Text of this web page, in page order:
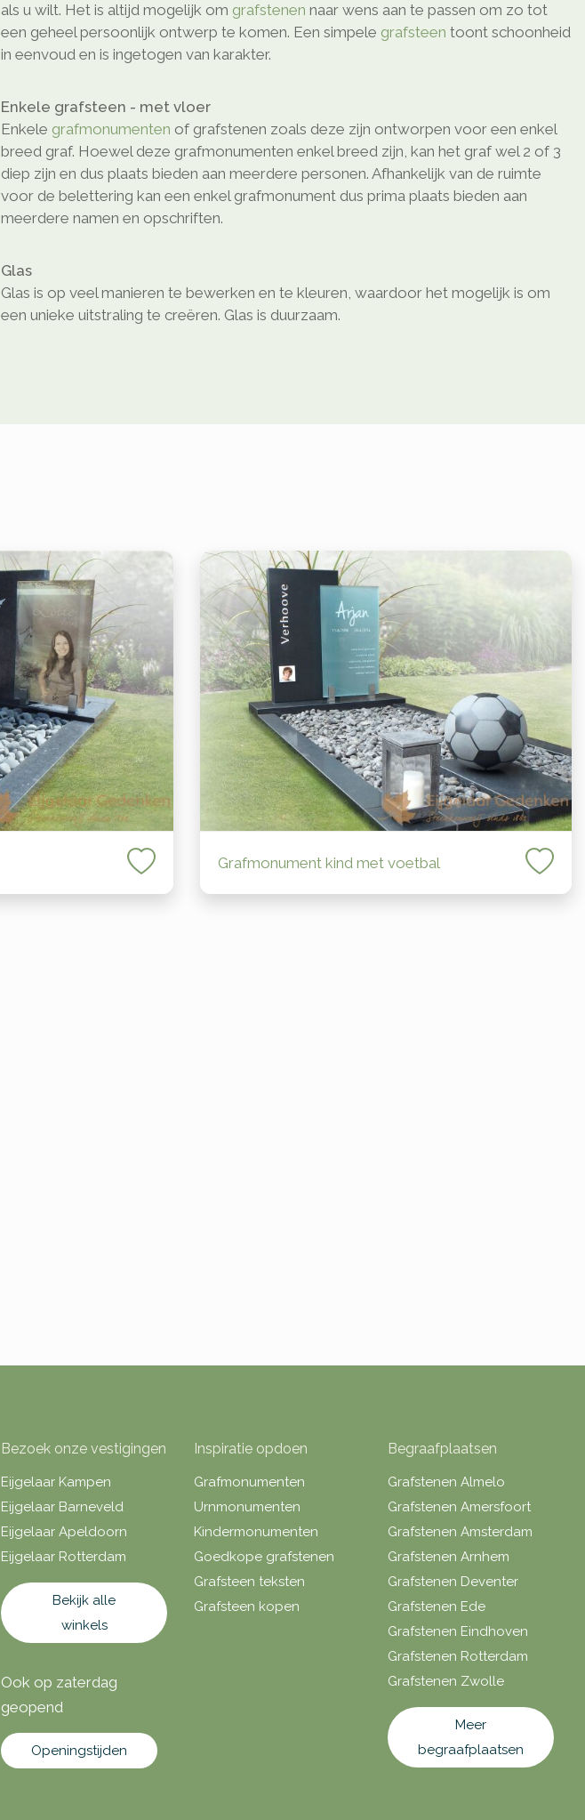
als u wilt. Het is altijd mogelijk om grafstenen naar wens aan te passen om zo tot
een geheel persoonlijk ontwerp te komen. Een simpele grafsteen toont schoonheid
in eenvoud en is ingetogen van karakter.
Enkele grafsteen - met vloer
Enkele grafmonumenten of grafstenen zoals deze zijn ontworpen voor een enkel
breed graf. Hoewel deze grafmonumenten enkel breed zijn, kan het graf wel 2 of 3
diep zijn en dus plaats bieden aan meerdere personen. Afhankelijk van de ruimte
voor de belettering kan een enkel grafmonument dus prima plaats bieden aan
meerdere namen en opschriften.
Glas
Glas is op veel manieren te bewerken en te kleuren, waardoor het mogelijk is om
een unieke uitstraling te creëren. Glas is duurzaam.
Grafmonument kind met voetbal
Bezoek onze vestigingen
Eijgelaar Kampen
Eijgelaar Barneveld
Eijgelaar Apeldoorn
Eijgelaar Rotterdam
Bekijk alle
winkels
Ook op zaterdag
geopend
Openingstijden
Inspiratie opdoen
Grafmonumenten
Urnmonumenten
Kindermonumenten
Goedkope grafstenen
Grafsteen teksten
Grafsteen kopen
Begraafplaatsen
Grafstenen Almelo
Grafstenen Amersfoort
Grafstenen Amsterdam
Grafstenen Arnhem
Grafstenen Deventer
Grafstenen Ede
Grafstenen Eindhoven
Grafstenen Rotterdam
Grafstenen Zwolle
Meer
begraafplaatsen